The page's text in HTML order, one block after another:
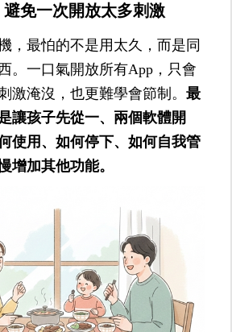
免一次開放太多刺激
，最怕的不是用太久，而是同
。一口氣開放所有App，只會
激淹沒，也更難學會節制。最
讓孩子先從一、兩個軟體開
使用、如何停下、如何自我管
增加其他功能。